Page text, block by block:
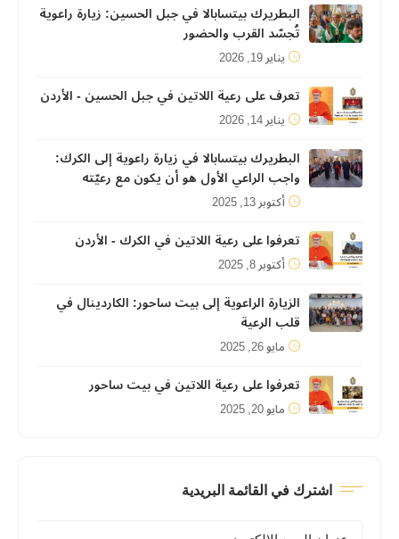
البطريرك بيتسابالا في جبل الحسين: زيارة راعوية
تُجسّد القرب والحضور
يناير 19, 2026
تعرف على رعية اللاتين في جبل الحسين - الأردن
يناير 14, 2026
البطريرك بيتسابالا في زيارة راعوية إلى الكرك:
واجب الراعي الأول هو أن يكون مع رعيّته
أكتوبر 13, 2025
تعرفوا على رعية اللاتين في الكرك - الأردن
أكتوبر 8, 2025
الزيارة الراعوية إلى بيت ساحور: الكاردينال في
قلب الرعية
مايو 26, 2025
تعرفوا على رعية اللاتين في بيت ساحور
مايو 20, 2025
اشترك في القائمة البريدية